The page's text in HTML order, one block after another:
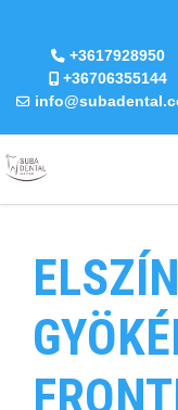
+3617928950
+36706355144